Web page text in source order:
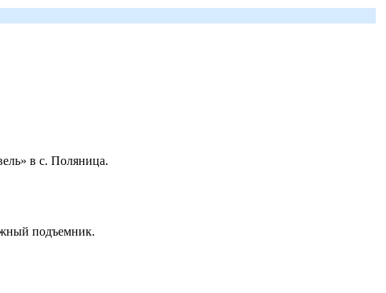
в с. Поляница.
подъемник.